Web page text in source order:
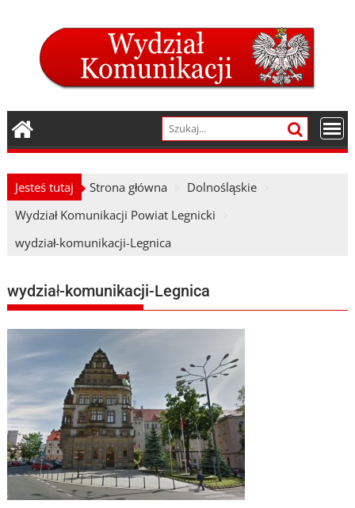
Jesteś tutaj Strona główna
Dolnośląskie
Wydział Komunikacji Powiat Legnicki
wydział-komunikacji-Legnica
wydział-komunikacji-Legnica